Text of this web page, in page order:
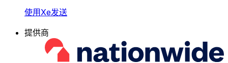
使用Xe发送
提供商